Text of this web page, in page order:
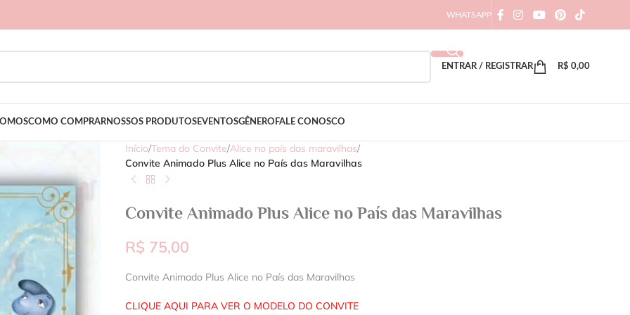
WHATSAPP
ENTRAR / REGISTRAR R$ 0,00
COMO COMPRARNOSSOS PRODUTOSEVENTOSGÊNERO FALE CONOSCO
Início/Tema do Convite/Alice no país das maravilhas/
Convite Animado Plus Alice no País das Maravilhas
Convite Animado Plus Alice no País das Maravilhas
R$ 75,00
Convite Animado Plus Alice no País das Maravilhas
CLIQUE AQUI PARA VER O MODELO DO CONVITE